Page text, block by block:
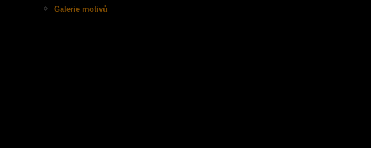
Galerie motivů